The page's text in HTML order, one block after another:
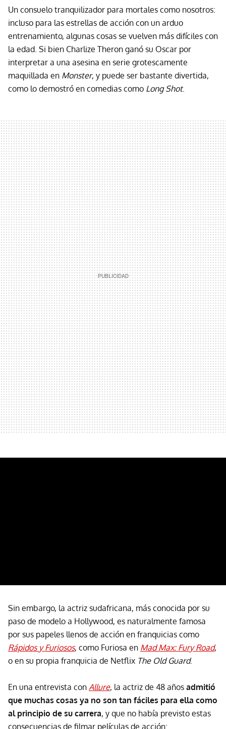
Un consuelo tranquilizador para mortales como nosotros:
incluso para las estrellas de acción con un arduo
entrenamiento, algunas cosas se vuelven más difíciles con
la edad. Si bien Charlize Theron ganó su Oscar por
interpretar a una asesina en serie grotescamente
maquillada en Monster, y puede ser bastante divertida,
como lo demostró en comedias como Long Shot.
Sin embargo, la actriz sudafricana, más conocida por su
paso de modelo a Hollywood, es naturalmente famosa
por sus papeles llenos de acción en franquicias como
Rápidos y Furiosos, como Furiosa en Mad Max: Fury Road,
o en su propia franquicia de Netflix The Old Guard.
En una entrevista con Allure, la actriz de 48 años admitió
que muchas cosas ya no son tan fáciles para ella como
al principio de su carrera, y que no había previsto estas
consecuencias de filmar películas de acción: